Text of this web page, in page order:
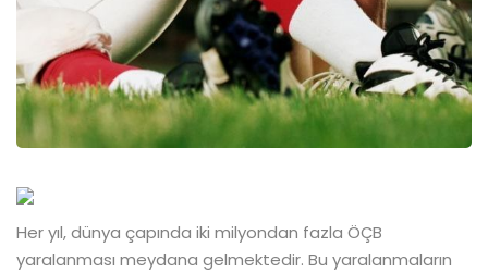
Her yıl, dünya çapında iki milyondan fazla ÖÇB
yaralanması meydana gelmektedir. Bu yaralanmaların